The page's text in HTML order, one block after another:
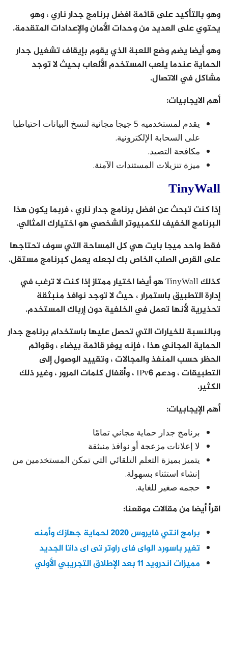
وهو بالتأكيد على قائمة افضل برنامج جدار ناري ، وهو
يحتوي على العديد من وحدات الأمان والإعدادات المتقدمة.
وهو أيضا يضم وضع اللعبة الذي يقوم بإيقاف تشغيل جدار
الحماية عندما يلعب المستخدم الألعاب بحيث لا توجد
مشاكل في الاتصال.
أهم الايجابيات:
يقدم لمستخدميه 5 جيجا مجانية لنسخ البيانات احتياطيا
على السحابة الإلكترونية.
مكافحة التصيد.
ميزة تنزيلات المستندات الآمنة.
TinyWall
إذا كنت تبحث عن افضل برنامج جدار ناري ، فربما يكون هذا
البرنامج الخفيف للكمبيوتر الشخصي هو اختيارك المثالي.
فقط واحد ميجا بايت هي كل المساحة التي سوف تحتاجها
على القرص الصلب الخاص بك لجعله يعمل كبرنامج مستقل.
كذلك TinyWall هو أيضا اختيار ممتاز إذا كنت لا ترغب في
إدارة التطبيق باستمرار ، حيث لا توجد نوافذ منبثقة
تحذيرية لأنها تعمل في الخلفية دون إرباك المستخدم.
وبالنسبة للخيارات التي تحصل عليها باستخدام برنامج جدار
الحماية المجاني هذا ، فإنه يوفر قائمة بيضاء ، وقوائم
الحظر حسب المنفذ والمجالات ، وتقييد الوصول إلى
التطبيقات ، ودعم IPv6 ، وأقفال كلمات المرور ، وغير ذلك
الكثير.
أهم الإيجابيات:
برنامج جدار حماية مجاني تمامًا
لا إعلانات مزعجة أو نوافذ منبثقة
يتميز بميزة التعلم التلقائي التي تمكن المستخدمين من
إنشاء استثناء بسهولة.
حجمه صغير للغاية.
اقرأ أيضا من مقالات موقعنا:
برامج انتي فايروس 2020 لحماية جهازك وأمنه
تغير باسورد الواى فاى راوتر تى اى داتا الجديد
مميزات اندرويد 11 بعد الإطلاق التجريبي الأولي